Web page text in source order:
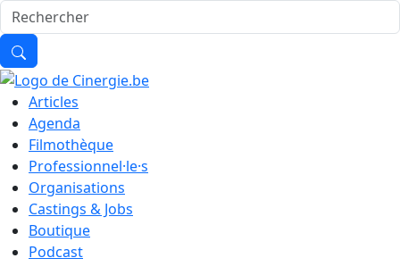
Articles
Agenda
Filmothèque
Professionnel·le·s
Organisations
Castings & Jobs
Boutique
Podcast